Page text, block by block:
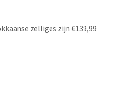
zelliges zijn €139,99